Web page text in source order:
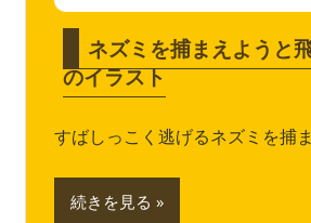
ネズミを捕まえようと
のイラスト
すばしっこく逃げるネズミを捕ま
続きを見る